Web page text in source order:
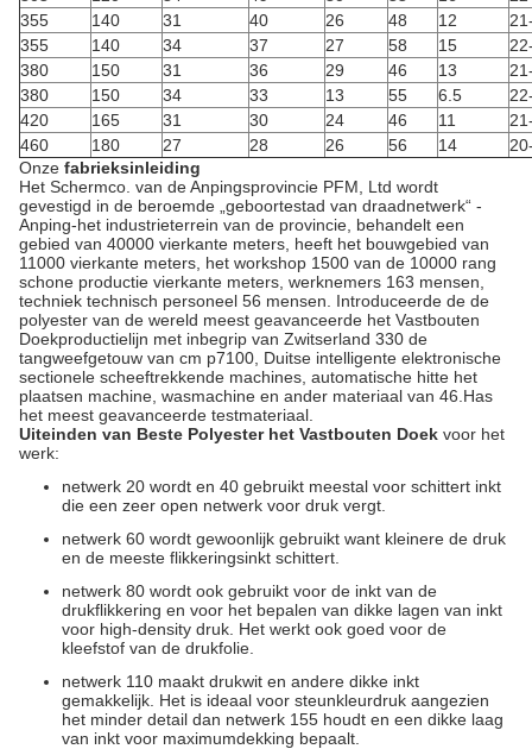
355
140 31 40 26 48 12
355
140 34 37 27 58 15
380
150 31 36 29 46 13
380
150 34 33 13 55 6.5
420
165 31 30 24 46 11
460
180 27 28 26 56 14
Onze fabrieksinleiding
Het Schermco. van de Anpingsprovincie PFM, Ltd wordt
gevestigd in de beroemde „geboortestad van draadnetwerk“ -
Anping-het industrieterrein van de provincie, behandelt een
gebied van 40000 vierkante meters, heeft het bouwgebied van
11000 vierkante meters, het workshop 1500 van de 10000 rang
schone productie vierkante meters, werknemers 163 mensen,
techniek technisch personeel 56 mensen. Introduceerde de de
polyester van de wereld meest geavanceerde het Vastbouten
Doekproductielijn met inbegrip van Zwitserland 330 de
tangweefgetouw van cm p7100, Duitse intelligente elektronische
sectionele scheeftrekkende machines, automatische hitte het
plaatsen machine, wasmachine en ander materiaal van 46.Has
het meest geavanceerde testmateriaal.
Uiteinden van Beste Polyester het Vastbouten Doek voor het
werk:
netwerk 20 wordt en 40 gebruikt meestal voor schittert inkt
die een zeer open netwerk voor druk vergt.
netwerk 60 wordt gewoonlijk gebruikt want kleinere de druk
en de meeste flikkeringsinkt schittert.
netwerk 80 wordt ook gebruikt voor de inkt van de
drukflikkering en voor het bepalen van dikke lagen van inkt
voor high-density druk. Het werkt ook goed voor de
kleefstof van de drukfolie.
netwerk 110 maakt drukwit en andere dikke inkt
gemakkelijk. Het is ideaal voor steunkleurdruk aangezien
het minder detail dan netwerk 155 houdt en een dikke laag
van inkt voor maximumdekking bepaalt.